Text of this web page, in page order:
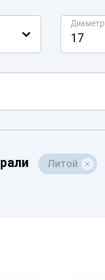
Диаметр
17
Литой